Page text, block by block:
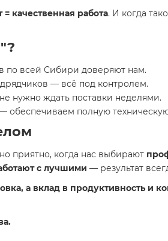
качественная работа. И когда
по всей Сибири доверяют нам.
— всё под контролем.
нужно ждать поставки неделями.
обеспечиваем полную
приятно, когда нас выбирают
с лучшими — результат
а вклад в продуктивность и